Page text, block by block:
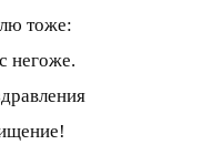
тоже:
негоже.